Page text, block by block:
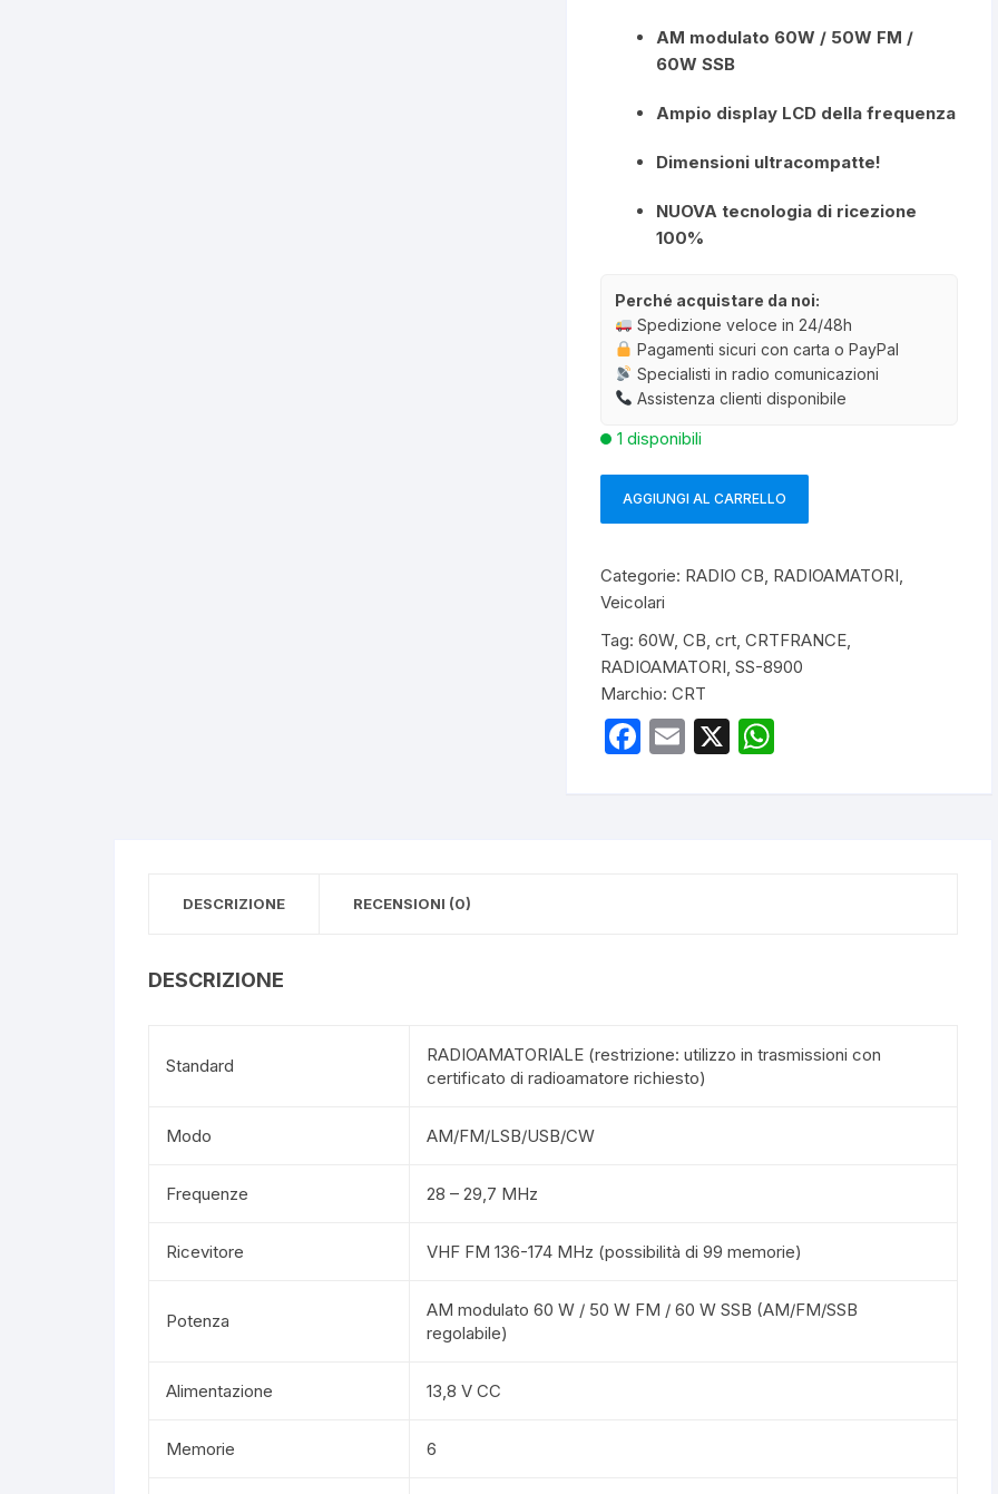
AM modulato 60W / 50W FM /
60W SSB
Ampio display LCD della frequenza
Dimensioni ultracompatte!
NUOVA tecnologia di ricezione
100%
Perché acquistare da noi:
Spedizione veloce in 24/48h
Pagamenti sicuri con carta o PayPal
Specialisti in radio comunicazioni
Assistenza clienti disponibile
1 disponibili
CRT
RICETRASMETTITORE
quantità
AGGIUNGI AL CARRELLO
Categorie: RADIO CB RADIOAMATORI
Veicolari
Tag:60W,CB ,crt ,CRTFRANCE
RADIOAMATORI ,SS-8900
Marchio:CRT
F
E
X
DESCRIZIONE RECENSIONI (0)
DESCRIZIONE
Standard
RADIOAMATORIALE (restrizione: utilizzo in trasmissioni con
certificato di radioamatore richiesto)
Modo AM/FM/LSB/USB/CW
Frequenze 28 – 29,7 MHz
Ricevitore VHF FM 136-174 MHz (possibilità di 99 memorie)
Potenza
AM modulato 60 W / 50 W FM / 60 W SSB (AM/FM/SSB
regolabile)
Alimentazione 13,8 V CC
Memorie 6